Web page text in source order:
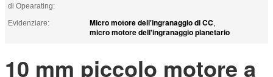
di Opearating:
Evidenziare: Micro motore dell'ingranaggio di CC,
micro motore dell'ingranaggio planetario
10 mm piccolo motore a